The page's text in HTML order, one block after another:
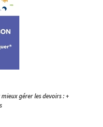
mieux gérer les devoirs : +